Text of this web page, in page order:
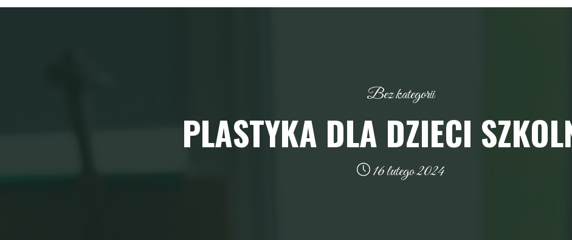
Bez kategorii
PLASTYKA DLA DZIECI
16 lutego 2024